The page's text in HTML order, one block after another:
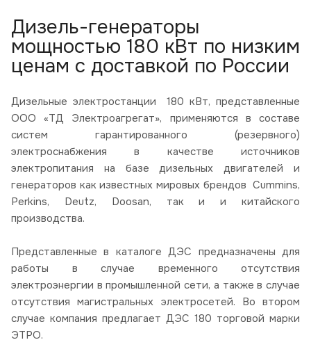
Дизель-генераторы
мощностью 180 кВт по низким
ценам с доставкой по России
Дизельные электростанции 180 кВт, представленные
ООО «ТД Электроагрегат», применяются в составе
систем гарантированного (резервного)
электроснабжения в качестве источников
электропитания на базе дизельных двигателей и
генераторов как известных мировых брендов Cummins,
Perkins, Deutz, Doosan, так и и китайского
производства.
Представленные в каталоге ДЭС предназначены для
работы в случае временного отсутствия
электроэнергии в промышленной сети, а также в случае
отсутствия магистральных электросетей. Во втором
случае компания предлагает ДЭС 180 торговой марки
ЭТРО.